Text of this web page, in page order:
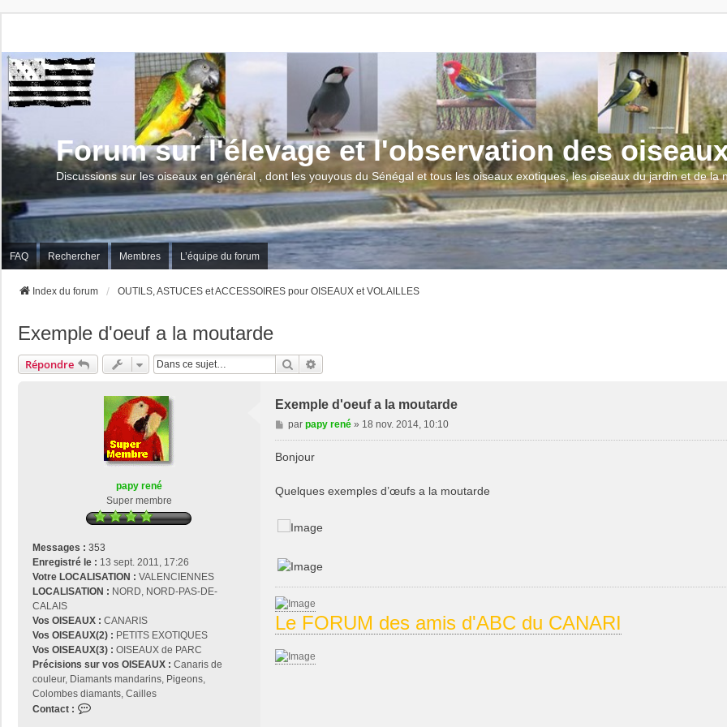
Forum sur l'élevage et l'observation des
Discussions sur les oiseaux en général , dont les youyous du Sénégal et tous les oiseaux exotiques, les oiseaux du jardin et de la
FAQ Rechercher Membres L’équipe du forum
Index du forum OUTILS, ASTUCES et ACCESSOIRES pour OISEAUX et VOLAILLES
Exemple d'oeuf a la moutarde
Répondre Rechercher
papy rené
Super membre
Messages : 353
Enregistré le : 13 sept. 2011, 17:26
Votre LOCALISATION : VALENCIENNES
LOCALISATION : NORD, NORD-PAS-DE-
CALAIS
Vos OISEAUX : CANARIS
Vos OISEAUX(2) : PETITS EXOTIQUES
Vos OISEAUX(3) : OISEAUX de PARC
Précisions sur vos OISEAUX : Canaris de
couleur, Diamants mandarins, Pigeons,
Colombes diamants, Cailles
Contact :
Exemple d'oeuf a la moutarde
M
e
g
par papy rené» 18 nov. 2014, 10:10
Bonjour
Quelques exemples d’œufs a la moutarde
Le FORUM des amis d'ABC du CANARI